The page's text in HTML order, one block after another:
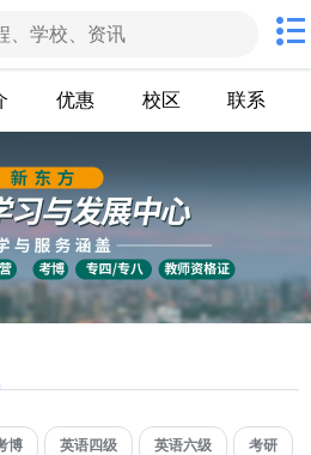
优惠 校区 联系
博 英语四级 英语六级 考研